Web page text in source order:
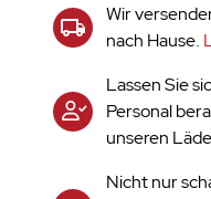
Wir
nach Hause.
Lassen Sie
Personal
unseren
Nicht nur